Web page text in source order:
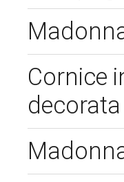
Cornice